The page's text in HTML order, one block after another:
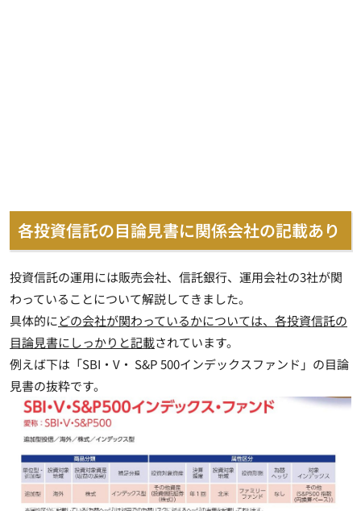
各投資信託の目論見書に関係会社の記載あり
投資信託の運用には販売会社、信託銀行、運用会社の3社が関
わっていることについて解説してきました。
具体的にどの会社が関わっているかについては、各投資信託の
目論見書にしっかりと記載されています。
例えば下は「SBI・V・ S&P 500インデックスファンド」の目論
見書の抜粋です。